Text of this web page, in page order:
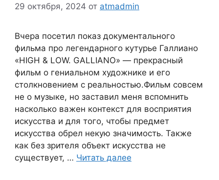
29 октября, 2024 от atmadmin
Вчера посетил показ документального
фильма про легендарного кутурье Галлиано
«HIGH & LOW. GALLIANO» — прекрасный
фильм о гениальном художнике и его
столкновением с реальностью.Фильм совсем
не о музыке, но заставил меня вспомнить
насколько важен контекст для восприятия
искусства и для того, чтобы предмет
искусства обрел некую значимость. Также
как без зрителя объект искусства не
существует, … Читать далее